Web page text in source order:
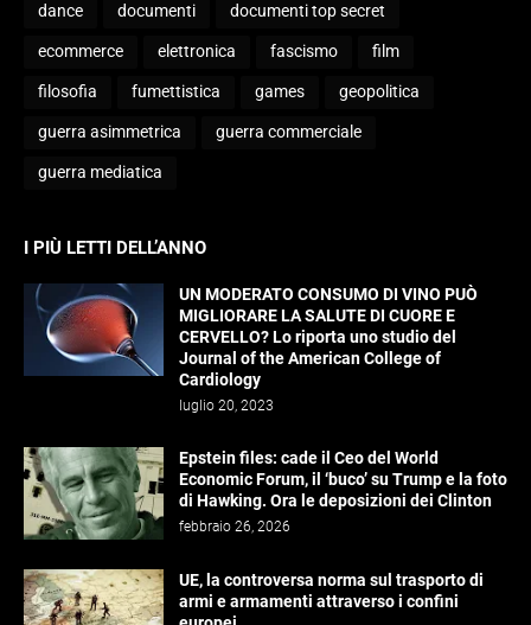
dance documenti documenti top secret
ecommerce elettronica fascismo film
filosofia fumettistica games geopolitica
guerra asimmetrica guerra commerciale
guerra mediatica
I PIÙ LETTI DELL’ANNO
UN MODERATO CONSUMO DI VINO PUÒ
MIGLIORARE LA SALUTE DI CUORE E
CERVELLO? Lo riporta uno studio del
Journal of the American College of
Cardiology
luglio 20, 2023
Epstein files: cade il Ceo del World
Economic Forum, il ‘buco’ su Trump e la foto
di Hawking. Ora le deposizioni dei Clinton
febbraio 26, 2026
UE, la controversa norma sul trasporto di
armi e armamenti attraverso i confini